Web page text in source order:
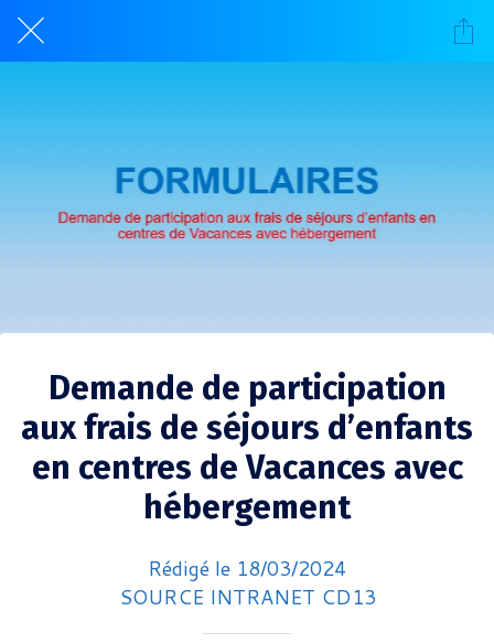
Demande de participation
aux frais de séjours d’enfants
en centres de Vacances avec
hébergement
Rédigé le 18/03/2024
SOURCE INTRANET CD13